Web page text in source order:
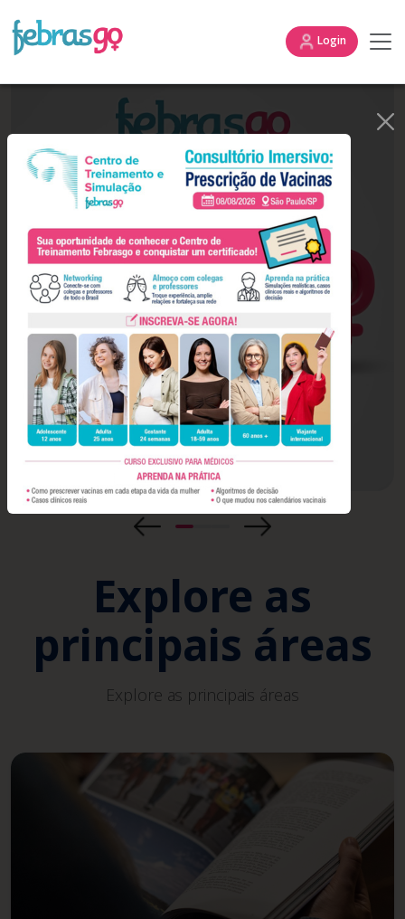
Login
Explore as
principais áreas
Explore as principais áreas